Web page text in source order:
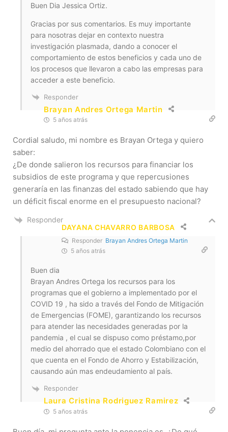
Buen Dia Jessica Ortiz.
Gracias por sus comentarios. Es muy importante
para nosotras dejar en contexto nuestra
investigación plasmada, dando a conocer el
comportamiento de estos beneficios y cada uno de
los procesos que llevaron a cabo las empresas para
acceder a este beneficio.
Responder
Brayan Andres Ortega Martin
5 años atrás
Cordial saludo, mi nombre es Brayan Ortega y quiero
saber:
¿De donde salieron los recursos para financiar los
subsidios de este programa y que repercusiones
generaría en las finanzas del estado sabiendo que hay
un déficit fiscal enorme en el presupuesto nacional?
Responder
DAYANA CHAVARRO BARBOSA
Responder Brayan Andres Ortega Martin
5 años atrás
Buen dia
Brayan Andres Ortega los recursos para los
programas que el gobierno a implementado por el
COVID 19 , ha sido a través del Fondo de Mitigación
de Emergencias (FOME), garantizando los recursos
para atender las necesidades generadas por la
pandemia , el cual se dispuso como préstamo,por
medio del ahorrado que el estado Colombiano con el
que cuenta en el Fondo de Ahorro y Estabilización,
causando aún mas endeudamiento al país.
Responder
Laura Cristina Rodriguez Ramirez
5 años atrás